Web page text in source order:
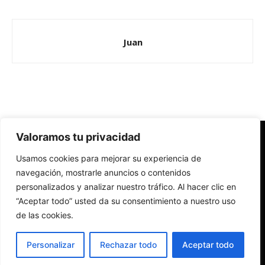
Valoramos tu privacidad
Usamos cookies para mejorar su experiencia de
navegación, mostrarle anuncios o contenidos
personalizados y analizar nuestro tráfico. Al hacer clic en
“Aceptar todo” usted da su consentimiento a nuestro uso
de las cookies.
Personalizar Rechazar todo Aceptar todo
Juan
Redes Cristianas
Una mirada alternativa sobre la Iglesia católica y la sociedad
- Colectivos de Redes Cristianas